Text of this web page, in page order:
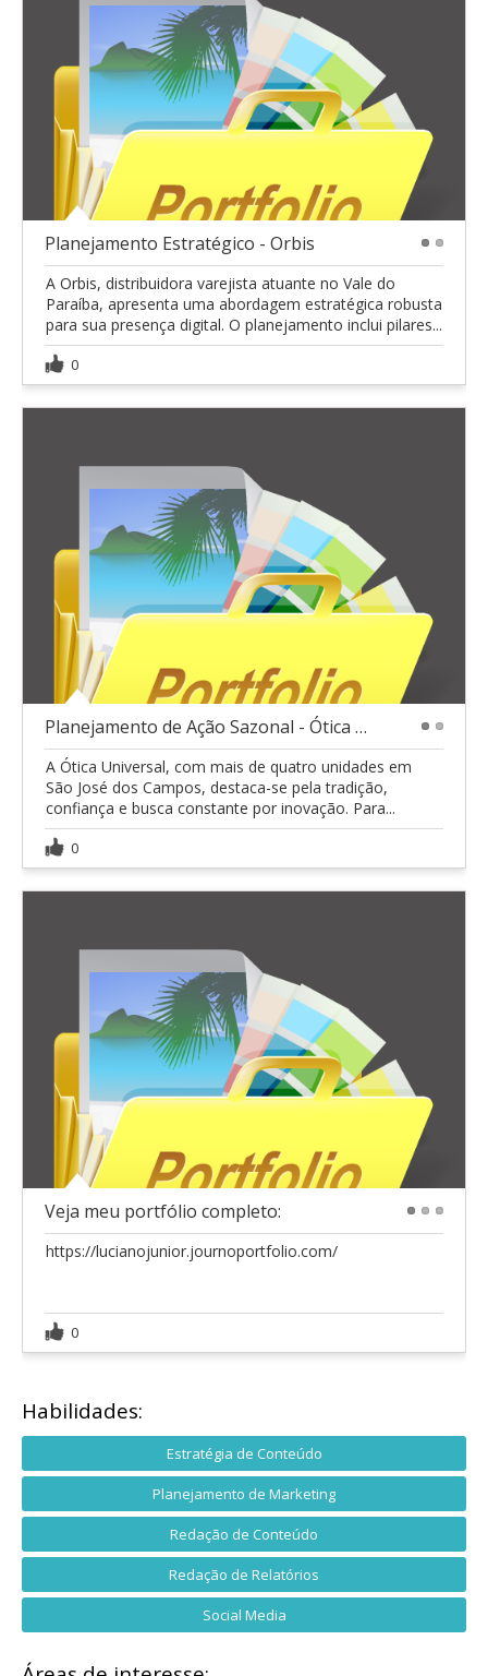
Planejamento Estratégico - Orbis
A Orbis, distribuidora varejista atuante no Vale do
Paraíba, apresenta uma abordagem estratégica robusta
para sua presença digital. O planejamento inclui pilares...
0
Planejamento de Ação Sazonal - Ótica Universal
A Ótica Universal, com mais de quatro unidades em
São José dos Campos, destaca-se pela tradição,
confiança e busca constante por inovação. Para...
0
Veja meu portfólio completo:
https://lucianojunior.journoportfolio.com/
0
Habilidades:
Estratégia de Conteúdo
Planejamento de Marketing
Redação de Conteúdo
Redação de Relatórios
Social Media